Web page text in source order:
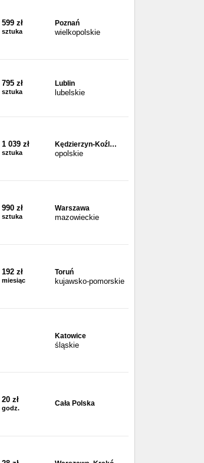
599 zł
sztuka
Poznań
wielkopolskie
795 zł
sztuka
Lublin
lubelskie
1 039 zł
sztuka
Kędzierzyn-Koźl…
opolskie
990 zł
sztuka
Warszawa
mazowieckie
192 zł
miesiąc
Toruń
kujawsko-pomorskie
Katowice
śląskie
20 zł
godz.
Cała Polska